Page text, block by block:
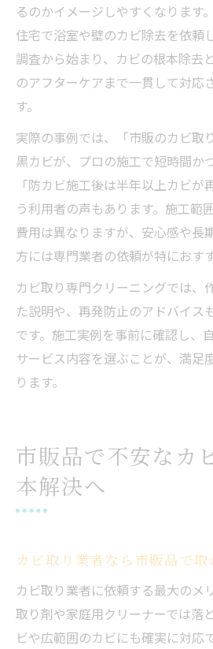
るのかイメージしやすくなります
住宅で浴室や壁のカビ除去を依頼
調査から始まり、カビの根本除去
のアフターケアまで一貫して対応
す。
実際の事例では、「市販のカビ取
黒カビが、プロの施工で短時間か
「防カビ施工後は半年以上カビが
う利用者の声もあります。施工範
費用は異なりますが、安心感や長
方には専門業者の依頼が特におす
カビ取り専門クリーニングでは、
た説明や、再発防止のアドバイス
です。施工実例を事前に確認し、
サービス内容を選ぶことが、満足
ります。
市販品で不安なカ
本解決へ
カビ取り業者なら市販品で
カビ取り業者に依頼する最大のメ
取り剤や家庭用クリーナーでは落
ビや広範囲のカビにも確実に対応